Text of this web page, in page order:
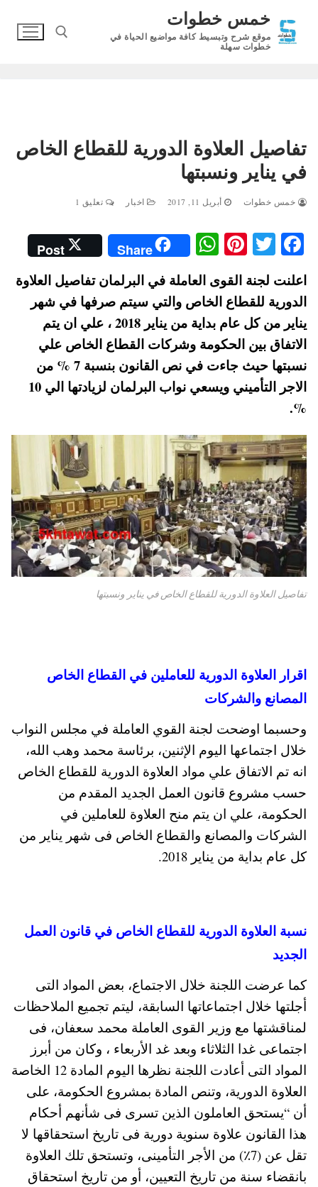
المحتوى
خمس خطوات
موقع شرح وتبسيط كافة مواضيع الحياة في
خطوات سهلة
تفاصيل العلاوة الدورية للقطاع الخاص
في يناير ونسبتها
خمس خطوات أبريل 11, 2017 اخبار تعليق 1
Fa
ce
bo
ok
T
wi
tte
r
Pi
er
es
t
W
ha
ts
A
pp
Share
Post
اعلنت لجنة القوى العاملة في البرلمان تفاصيل العلاوة
الدورية للقطاع الخاص والتي سيتم صرفها في شهر
يناير من كل عام بداية من يناير 2018 ، علي ان يتم
الاتفاق بين الحكومة وشركات القطاع الخاص علي
نسبتها حيث جاءت في نص القانون بنسبة 7 % من
الاجر التأميني ويسعي نواب البرلمان لزيادتها الي 10
%.
تفاصيل العلاوة الدورية للقطاع الخاص في يناير ونسبتها
اقرار العلاوة الدورية للعاملين في القطاع الخاص
المصانع والشركات
وحسبما اوضحت لجنة القوي العاملة في مجلس النواب
خلال اجتماعها اليوم الإثنين، برئاسة محمد وهب الله،
انه تم الاتفاق علي مواد العلاوة الدورية للقطاع الخاص
حسب مشروع قانون العمل الجديد المقدم من
الحكومة، علي ان يتم منح العلاوة للعاملين في
الشركات والمصانع والقطاع الخاص فى شهر يناير من
كل عام بداية من يناير 2018.
نسبة العلاوة الدورية للقطاع الخاص في قانون العمل
الجديد
كما عرضت اللجنة خلال الاجتماع، بعض المواد التى
أجلتها خلال اجتماعاتها السابقة، ليتم تجميع الملاحظات
لمناقشتها مع وزير القوى العاملة محمد سعفان، فى
اجتماعى غدا الثلاثاء وبعد غد الأربعاء ، وكان من أبرز
المواد التى أعادت اللجنة نظرها اليوم المادة 12 الخاصة
العلاوة الدورية، وتنص المادة بمشروع الحكومة، على
أن “يستحق العاملون الذين تسرى فى شأنهم أحكام
هذا القانون علاوة سنوية دورية فى تاريخ استحقاقها لا
تقل عن (7٪) من الأجر التأمينى، وتستحق تلك العلاوة
بانقضاء سنة من تاريخ التعيين، أو من تاريخ استحقاق